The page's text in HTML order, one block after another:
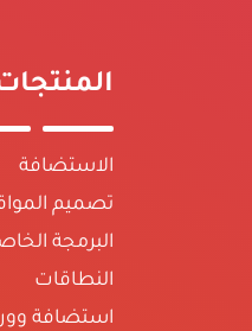
الاستضافة
تصميم
البرمجة
النطاقات
استضافة